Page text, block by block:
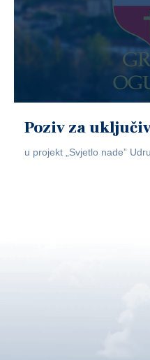
Poziv za
u projekt „Svjetlo nade”